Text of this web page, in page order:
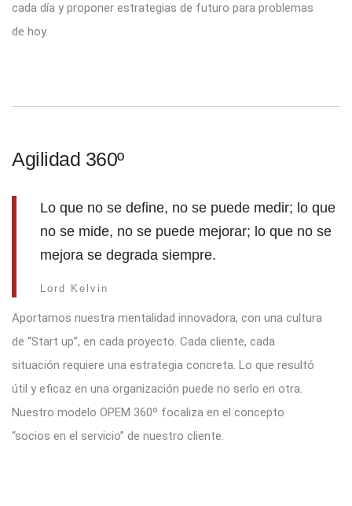
cada día y proponer estrategias de futuro para problemas
de hoy.
Agilidad 360º
Lo que no se define, no se puede medir; lo que
no se mide, no se puede mejorar; lo que no se
mejora se degrada siempre.
Lord Kelvin
Aportamos nuestra mentalidad innovadora, con una cultura
de “Start up”, en cada proyecto. Cada cliente, cada
situación requiere una estrategia concreta. Lo que resultó
útil y eficaz en una organización puede no serlo en otra.
Nuestro modelo OPEM 360º focaliza en el concepto
“socios en el servicio” de nuestro cliente.